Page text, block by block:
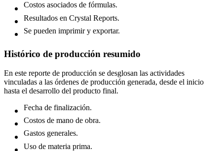
Costos asociados de fórmulas.
Resultados en Crystal Reports.
Se pueden imprimir y exportar.
Histórico de producción resumido
En este reporte de producción se desglosan las actividades
vinculadas a las órdenes de producción generada, desde el inicio
hasta el desarrollo del producto final.
Fecha de finalización.
Costos de mano de obra.
Gastos generales.
Uso de materia prima.